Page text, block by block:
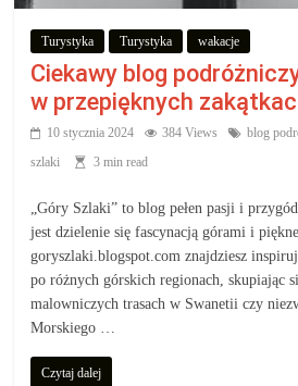
Turystyka Turystyka wakacje
Ciekawy blog
w przepięknych
10 stycznia 2024 384 Views blog
szlaki 3 min read
„Góry Szlaki” to blog pełen pasji i
jest dzielenie się fascynacją górami i
goryszlaki.blogspot.com znajdziesz
po różnych górskich regionach, skupiając
malowniczych trasach w Swanetii czy
Morskiego …
Czytaj dalej